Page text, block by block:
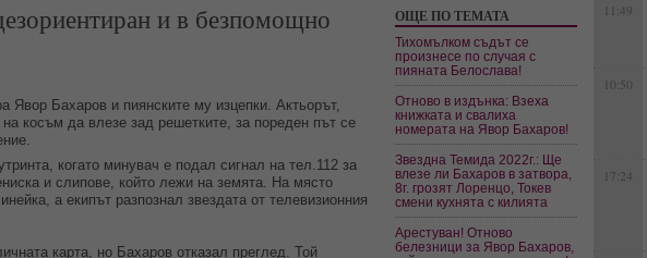
и в безпомощно
Явор Бахаров и пиянските му изцепки. Актьорът,
косъм да влезе зад решетките, за пореден път се
когато минувач е подал сигнал на тел.112 за
и слипове, който лежи на земята. На място
а екипът разпознал звездата от телевизионния
карта, но Бахаров отказал преглед. Той
ОЩЕ ПО ТЕМАТА
Тихомълком съдът се
произнесе по случая с
пияната Белослава!
Отново в издънка: Взеха
книжката и свалиха
номерата на Явор Бaхаров!
Звездна Темида 2022г.: Ще
влезе ли Бахаров в затвора,
8г. грозят Лоренцо, Токев
смени кухнята с килията
Арестуван! Отново
белезници за Явор Бахаров,
11:49
10:50
17:24